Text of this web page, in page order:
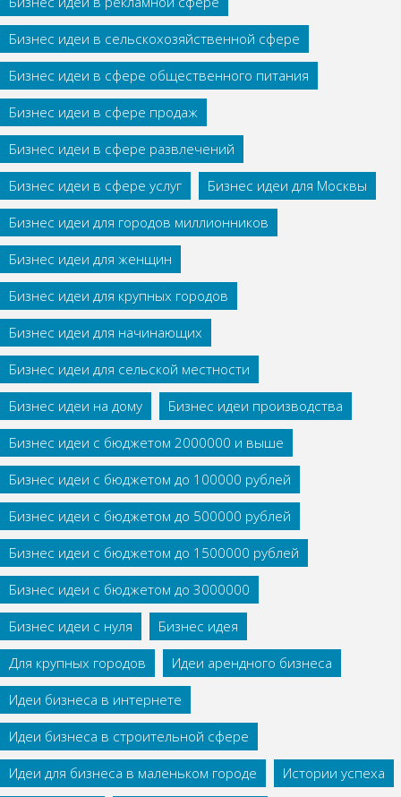
Бизнес идеи в сельскохозяйственной сфере
Бизнес идеи в сфере общественного питания
Бизнес идеи в сфере продаж
Бизнес идеи в сфере развлечений
Бизнес идеи в сфере услуг
Бизнес идеи для Москвы
Бизнес идеи для городов миллионников
Бизнес идеи для женщин
Бизнес идеи для крупных городов
Бизнес идеи для начинающих
Бизнес идеи для сельской местности
Бизнес идеи на дому
Бизнес идеи производства
Бизнес идеи с бюджетом 2000000 и выше
Бизнес идеи с бюджетом до 100000 рублей
Бизнес идеи с бюджетом до 500000 рублей
Бизнес идеи с бюджетом до 1500000 рублей
Бизнес идеи с бюджетом до 3000000
Бизнес идеи с нуля
Бизнес идея
Для крупных городов
Идеи арендного бизнеса
Идеи бизнеса в интернете
Идеи бизнеса в строительной сфере
Идеи для бизнеса в маленьком городе
Истории успеха